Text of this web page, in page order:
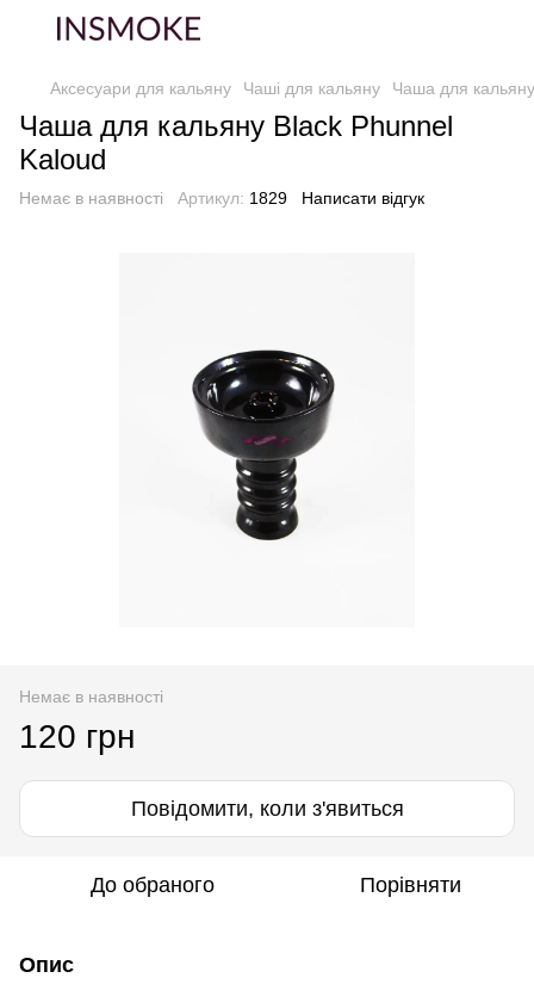
Аксесуари для кальяну Чаші для кальяну Чаша для
Чаша для кальяну Black Phunnel
Kaloud
Немає в наявності Артикул: 1829 Написати відгук
Немає в наявності
120 грн
Повідомити, коли з'явиться
До обраного Порівняти
Опис